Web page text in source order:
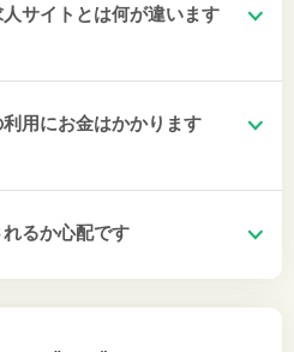
サイトとは何が違います
用にお金はかかります
るか心配です